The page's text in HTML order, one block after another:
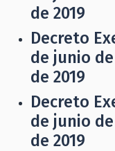
de 2019
Decreto
de junio
de 2019
Decreto
de junio
de 2019